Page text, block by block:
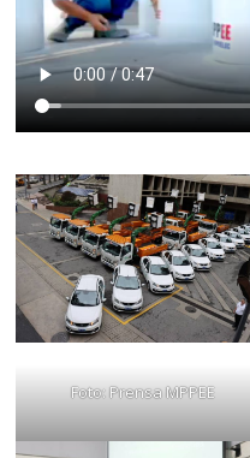
Foto: Prensa MPPEE